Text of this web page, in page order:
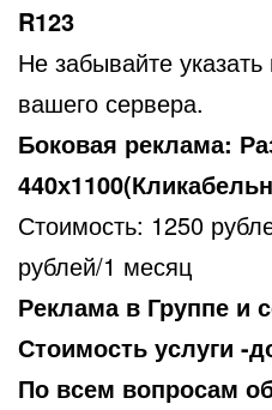
R123
Не забывайте
вашего сервера.
Боковая реклама:
Стоимость: 1250
рублей/1 месяц
Реклама в Группе и
Стоимость услуги -
По всем вопросам